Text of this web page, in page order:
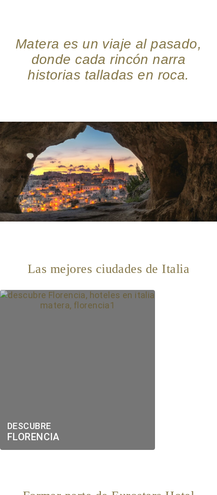
Matera es un viaje al pasado,
donde cada rincón narra
historias talladas en roca.
Las mejores ciudades de Italia
DESCUBRE
FLORENCIA